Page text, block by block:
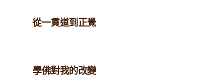
從一貫道到正覺
學佛對我的改變